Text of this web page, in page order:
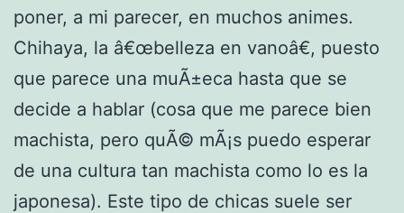
poner, a mi parecer, en muchos animes.
Chihaya, la â€œbelleza en vanoâ€, puesto
que parece una muÃ±eca hasta que se
decide a hablar (cosa que me parece bien
machista, pero quÃ© mÃ¡s puedo esperar
de una cultura tan machista como lo es la
japonesa). Este tipo de chicas suele ser